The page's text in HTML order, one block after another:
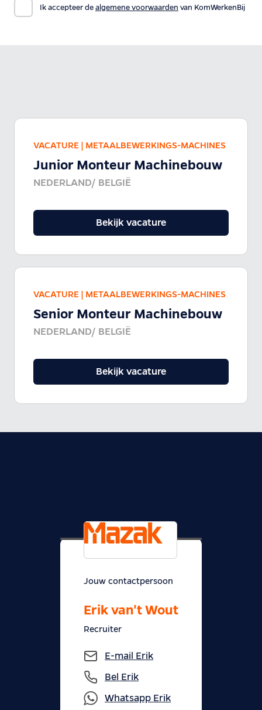
Ik accepteer de algemene voorwaarden van KomWerkenBij
VACATURE | METAALBEWERKINGS-MACHINES
Junior Monteur Machinebouw
NEDERLAND/ BELGIË
Bekijk vacature
VACATURE | METAALBEWERKINGS-MACHINES
Senior Monteur Machinebouw
NEDERLAND/ BELGIË
Bekijk vacature
Jouw contactpersoon
Erik van't Wout
Recruiter
E-mail Erik
Bel Erik
Whatsapp Erik